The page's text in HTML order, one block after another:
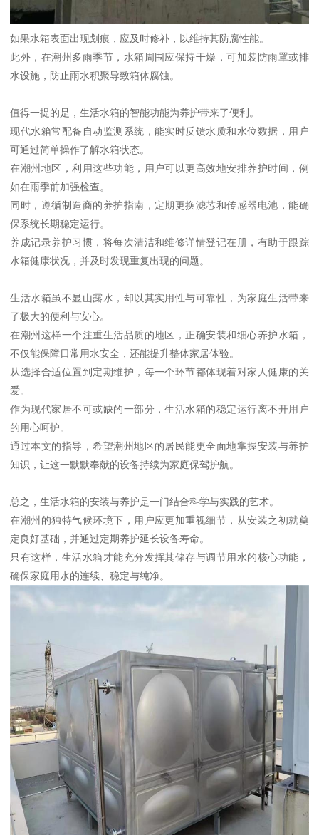
如果水箱表面出现划痕，应及时修补，以维持其防腐性能。
此外，在潮州多雨季节，水箱周围应保持干燥，可加装防雨罩或排
水设施，防止雨水积聚导致箱体腐蚀。
值得一提的是，生活水箱的智能功能为养护带来了便利。
现代水箱常配备自动监测系统，能实时反馈水质和水位数据，用户
可通过简单操作了解水箱状态。
在潮州地区，利用这些功能，用户可以更高效地安排养护时间，例
如在雨季前加强检查。
同时，遵循制造商的养护指南，定期更换滤芯和传感器电池，能确
保系统长期稳定运行。
养成记录养护习惯，将每次清洁和维修详情登记在册，有助于跟踪
水箱健康状况，并及时发现重复出现的问题。
生活水箱虽不显山露水，却以其实用性与可靠性，为家庭生活带来
了极大的便利与安心。
在潮州这样一个注重生活品质的地区，正确安装和细心养护水箱，
不仅能保障日常用水安全，还能提升整体家居体验。
从选择合适位置到定期维护，每一个环节都体现着对家人健康的关
爱。
作为现代家居不可或缺的一部分，生活水箱的稳定运行离不开用户
的用心呵护。
通过本文的指导，希望潮州地区的居民能更全面地掌握安装与养护
知识，让这一默默奉献的设备持续为家庭保驾护航。
总之，生活水箱的安装与养护是一门结合科学与实践的艺术。
在潮州的独特气候环境下，用户应更加重视细节，从安装之初就奠
定良好基础，并通过定期养护延长设备寿命。
只有这样，生活水箱才能充分发挥其储存与调节用水的核心功能，
确保家庭用水的连续、稳定与纯净。